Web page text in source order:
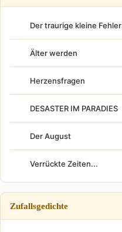
Der traurige kleine Fehler
Älter werden
Herzensfragen
DESASTER IM PARADIES
Der August
Verrückte Zeiten...
Zufallsgedichte